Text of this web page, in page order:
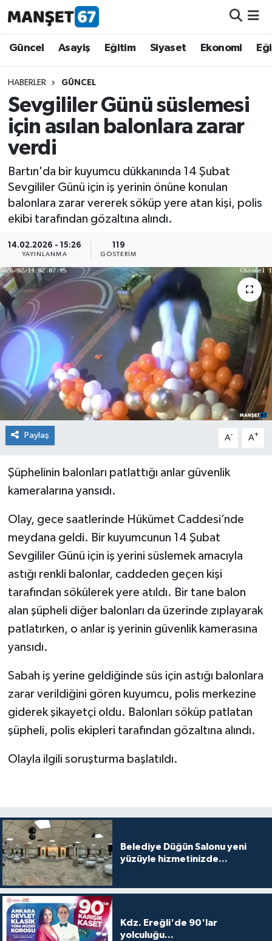
Güncel Asayiş Eğitim Siyaset Ekonomi
HABERLER GÜNCEL
Sevgililer Günü süslemesi
için asılan balonlara zarar
verdi
Bartın'da bir kuyumcu dükkanında 14 Şubat
Sevgililer Günü için iş yerinin önüne konulan
balonlara zarar vererek söküp yere atan kişi, polis
ekibi tarafından gözaltına alındı.
14.02.2026 - 15:26
YAYINLANMA
119
GÖSTERIM
Paylaş A- A+
Şüphelinin balonları patlattığı anlar güvenlik
kameralarına yansıdı.
Olay, gece saatlerinde Hükümet Caddesi’nde
meydana geldi. Bir kuyumcunun 14 Şubat
Sevgililer Günü için iş yerini süslemek amacıyla
astığı renkli balonlar, caddeden geçen kişi
tarafından sökülerek yere atıldı. Bir tane balon
alan şüpheli diğer balonları da üzerinde zıplayarak
patlatırken, o anlar iş yerinin güvenlik kamerasına
yansıdı.
Sabah iş yerine geldiğinde süs için astığı balonlara
zarar verildiğini gören kuyumcu, polis merkezine
giderek şikayetçi oldu. Balonları söküp patlatan
şüpheli, polis ekipleri tarafından gözaltına alındı.
Olayla ilgili soruşturma başlatıldı.
Belediye Düğün Salonu yeni
yüzüyle hizmetinizde...
Kdz. Ereğli'de 90'lar
yolculuğu...
Güncel
Asayiş
Siyaset
Spor
Eğitim
Ekonomi
Medya
Mizah
Röportaj
Teknoloji